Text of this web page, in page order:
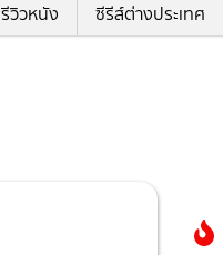
รีวิวหนัง ซีรีส์ต่างประเทศ